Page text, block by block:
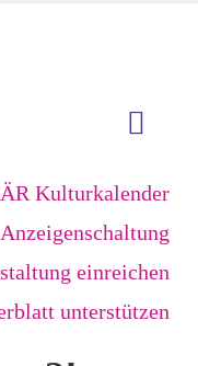
Kulturkalender
Anzeigenschaltung
einreichen
unterstützen